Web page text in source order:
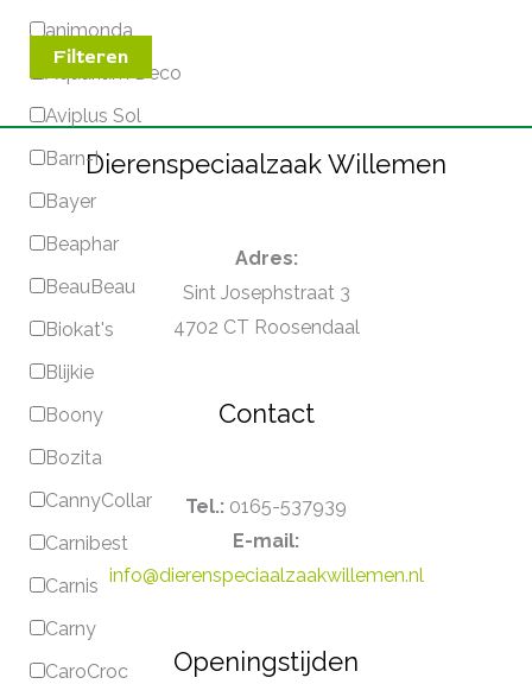
animonda
Aquarium Deco
Aviplus Sol
Barn-I
Bayer
Beaphar
BeauBeau
Biokat's
Blijkie
Boony
Bozita
CannyCollar
Carnibest
Carnis
Carny
CaroCroc
Filteren
Dierenspeciaalzaak Willemen
Adres:
Sint Josephstraat 3
4702 CT Roosendaal
Contact
Tel.: 0165-537939
E-mail:
info@dierenspeciaalzaakwillemen.nl
Openingstijden